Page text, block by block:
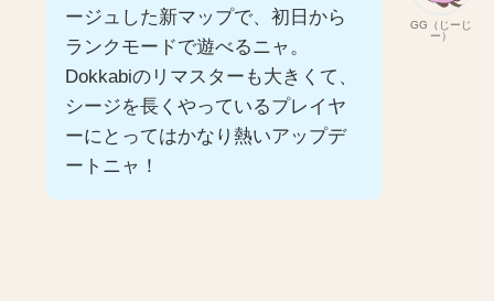
GG（じーじ
ー）
ージュした新マップで、初日から
ランクモードで遊べるニャ。
Dokkabiのリマスターも大きくて、
シージを長くやっているプレイヤ
ーにとってはかなり熱いアップデ
ートニャ！